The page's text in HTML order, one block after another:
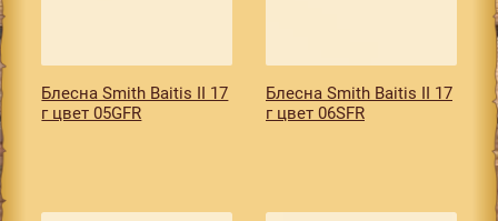
Блесна Smith Baitis II 17
г цвет 05GFR
Блесна Smith Baitis II 17
г цвет 06SFR